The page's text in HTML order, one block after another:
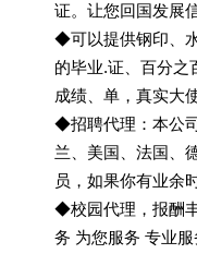
证。让您回国发展
◆可以提供钢印、
的毕业.证、百分之
成绩、单，真实大
◆招聘代理：本公
兰、美国、法国、
员，如果你有业余
◆校园代理，报酬
务 为您服务 专业服